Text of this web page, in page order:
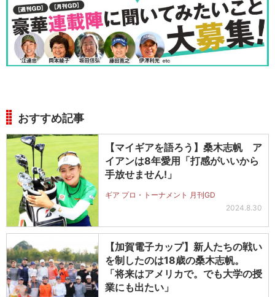
おすすめ記事
【マイギアを語ろう】桑木志帆 ア
イアンは8年愛用「打感がいいから
手放せません!」
ギア プロ・トーナメント 月刊GD
2024.8.30
【加賀電子カップ】新人たちの戦い
を制したのは18歳の桑木志帆。
「将来はアメリカで。でも大学の授
業にも出たい」